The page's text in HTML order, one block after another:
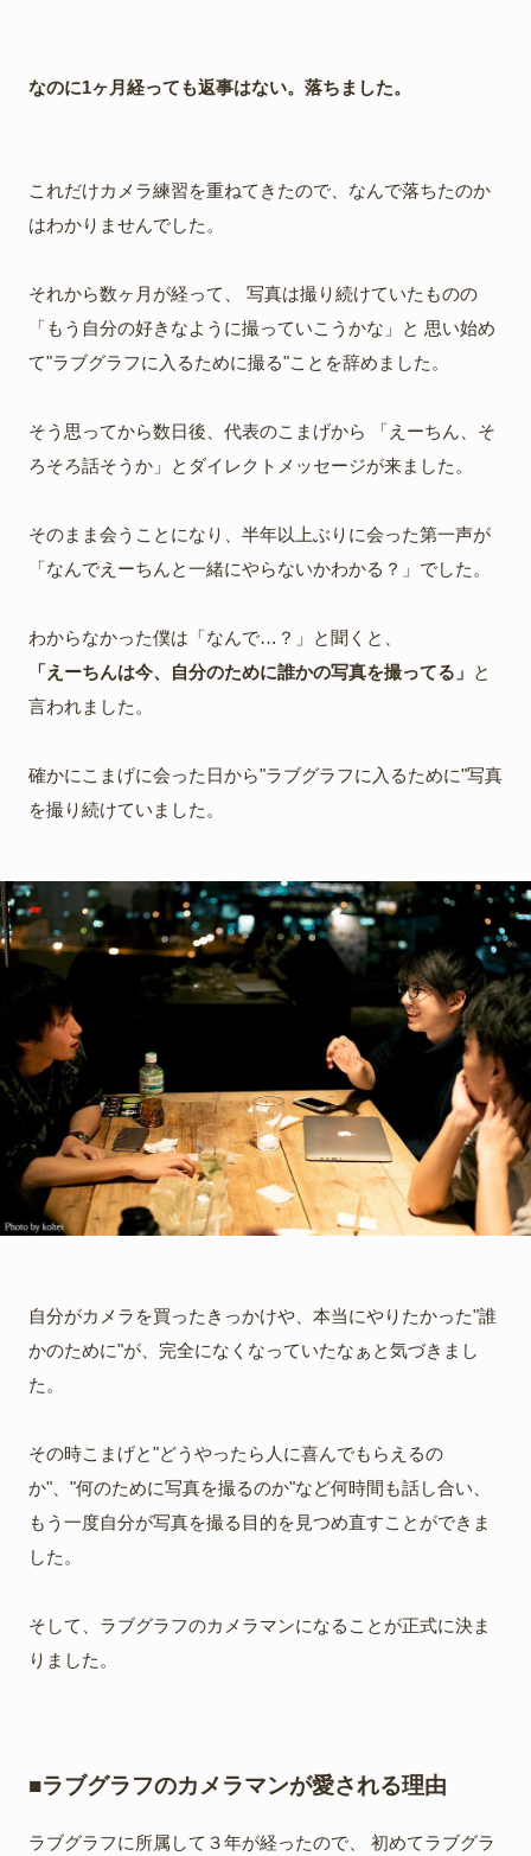
なのに1ヶ月経っても返事はない。落ちました。
これだけカメラ練習を重ねてきたので、なんで落ちたのか
はわかりませんでした。
それから数ヶ月が経って、 写真は撮り続けていたものの
「もう自分の好きなように撮っていこうかな」と 思い始め
て"ラブグラフに入るために撮る"ことを辞めました。
そう思ってから数日後、代表のこまげから 「えーちん、そ
ろそろ話そうか」とダイレクトメッセージが来ました。
そのまま会うことになり、半年以上ぶりに会った第一声が
「なんでえーちんと一緒にやらないかわかる？」でした。
わからなかった僕は「なんで…？」と聞くと、
「えーちんは今、自分のために誰かの写真を撮ってる」
と
言われました。
確かにこまげに会った日から"ラブグラフに入るために"写真
を撮り続けていました。
自分がカメラを買ったきっかけや、本当にやりたかった"誰
かのために"が、完全になくなっていたなぁと気づきまし
た。
その時こまげと"どうやったら人に喜んでもらえるの
か"、"何のために写真を撮るのか"など何時間も話し合い、
もう一度自分が写真を撮る目的を見つめ直すことができま
した。
そして、ラブグラフのカメラマンになることが正式に決ま
りました。
■ラブグラフのカメラマンが愛される理由
ラブグラフに所属して３年が経ったので、 初めてラブグラ